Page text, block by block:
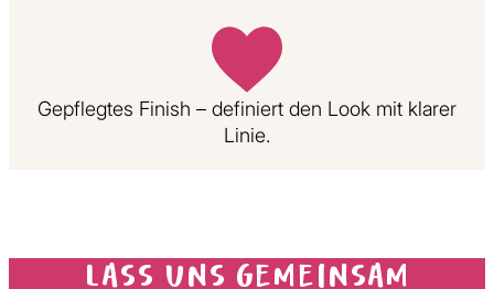
Gepflegtes Finish – definiert den Look mit klarer
Linie.
Lass uns gemeinsam